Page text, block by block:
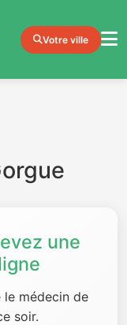
Votre ville
une
le médecin de
soir.